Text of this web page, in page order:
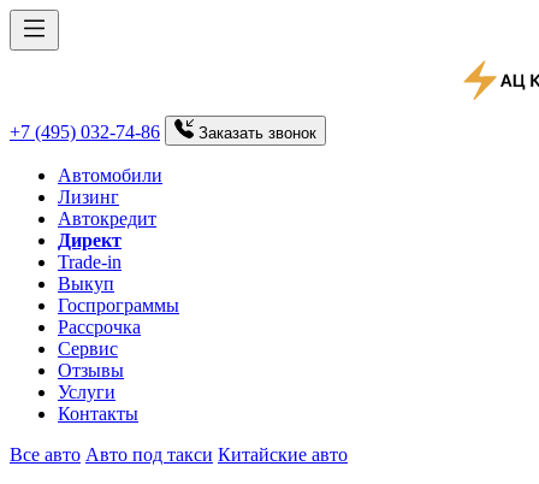
+7 (495) 032-74-86 Заказать звонок
Автомобили
Лизинг
Автокредит
Директ
Trade-in
Выкуп
Госпрограммы
Рассрочка
Сервис
Отзывы
Услуги
Контакты
Все авто Авто под такси Китайские авто